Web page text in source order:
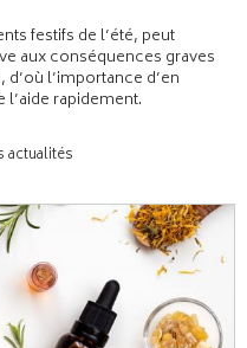
festifs de l’été, peut
aux conséquences graves
l’importance d’en
rapidement.
actualités